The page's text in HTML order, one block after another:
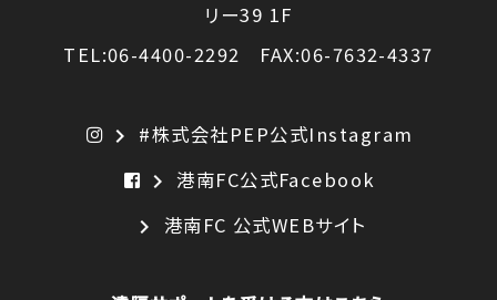
リー39 1F
TEL:06-4400-2292 FAX:06-7632-4337
chevron_right #株式会社PEP公式Instagram
chevron_right 港南FC公式Facebook
chevron_right 港南FC 公式WEBサイト